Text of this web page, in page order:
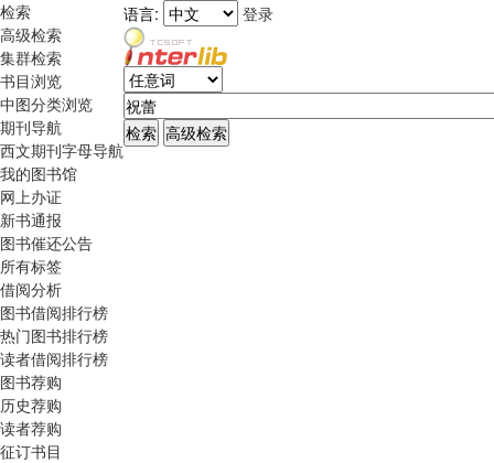
检索
高级检索
集群检索
书目浏览
中图分类浏览
期刊导航
西文期刊字母导航
我的图书馆
网上办证
新书通报
图书催还公告
所有标签
借阅分析
图书借阅排行榜
热门图书排行榜
读者借阅排行榜
图书荐购
历史荐购
读者荐购
征订书目
语言: 登录